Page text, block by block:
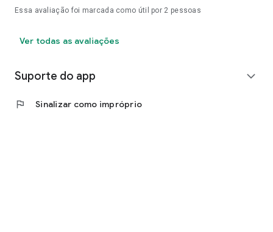
Essa avaliação foi marcada como útil por 2 pessoas
Ver todas as avaliações
Suporte do app expand_more
flag Sinalizar como impróprio